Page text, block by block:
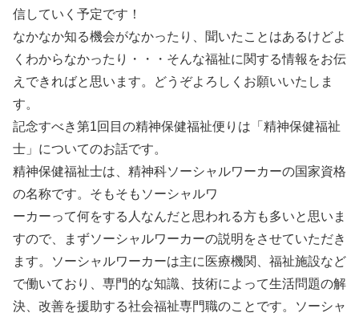
信していく予定です！
なかなか知る機会がなかったり、聞いたことはあるけどよ
くわからなかったり・・・そんな福祉に関する情報をお伝
えできればと思います。どうぞよろしくお願いいたしま
す。
記念すべき第1回目の精神保健福祉便りは「精神保健福祉
士」についてのお話です。
精神保健福祉士は、精神科ソーシャルワーカーの国家資格
の名称です。そもそもソーシャルワ
ーカーって何をする人なんだと思われる方も多いと思いま
すので、まずソーシャルワーカーの説明をさせていただき
ます。ソーシャルワーカーは主に医療機関、福祉施設など
で働いており、専門的な知識、技術によって生活問題の解
決、改善を援助する社会福祉専門職のことです。ソーシャ